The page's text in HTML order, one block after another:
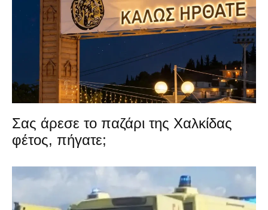
Σας άρεσε το παζάρι της Χαλκίδας
φέτος, πήγατε;